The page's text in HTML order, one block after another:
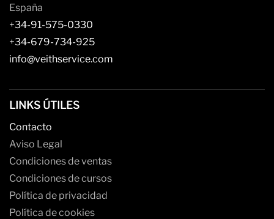
España
+34-91-575-0330
+34-679-734-925
info@veithservice.com
LINKS ÚTILES
Contacto
Aviso Legal
Condiciones de ventas
Condiciones de cursos
Política de privacidad
Política de cookies